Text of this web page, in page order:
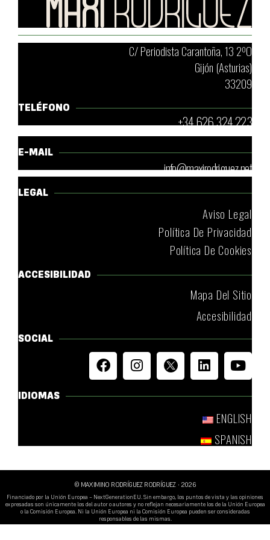
C/ Periodista Carantoña, 13 2ºO
Gijón (Asturias)
33209
TELÉFONO
+34 626 324 223
E-MAIL
info@maxirodriguez.net
LEGAL
Aviso Legal
Política De Privacidad
Política De Cookies
ACCESIBILIDAD
Mapa Del Sitio
Accesibilidad
SOCIAL
IDIOMAS
ENGLISH
SPANISH
© MAXIMINO RODRÍGUEZ RODRÍGUEZ · 2026
Financiado por la Unión Europea – NextGenerationEU. Sin embargo, los puntos de vista y las opiniones
expresadas son únicamente los del autor o autores y no reflejan necesariamente los de la Unión Europea
o la Comisión Europea. Ni la Unión Europea ni la Comisión Europea pueden ser consideradas
responsables de las mismas.